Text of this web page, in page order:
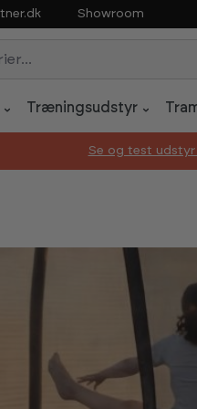
Showroom
Træningsudstyr
Se og test